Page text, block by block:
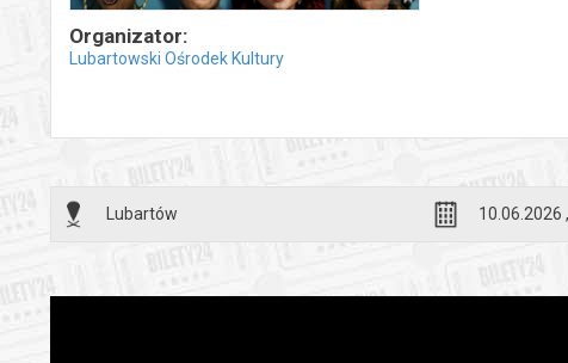
Organizator:
Lubartowski Ośrodek Kultury
Lubartów 10.06.2026